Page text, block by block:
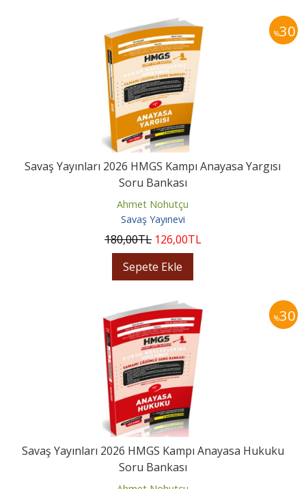
%30
Savaş Yayınları 2026 HMGS Kampı Anayasa Yargısı
Soru Bankası
Ahmet Nohutçu
Savaş Yayınevi
180,00TL 126,00TL
Sepete Ekle
%30
Savaş Yayınları 2026 HMGS Kampı Anayasa Hukuku
Soru Bankası